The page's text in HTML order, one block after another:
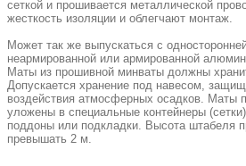
сеткой и прошивается металлической
жесткость изоляции и облегчают монтаж.
Может так же выпускаться с
неармированной или армированной
Маты из прошивной минваты должны
Допускается хранение под навесом,
воздействия атмосферных осадков. Маты
уложены в специальные контейнеры
поддоны или подкладки. Высота штабеля
превышать 2 м.